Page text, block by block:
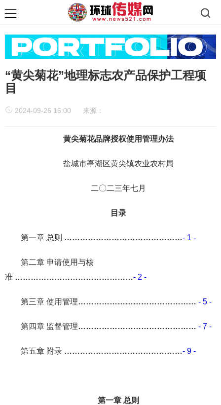
“黄尖菊花”地理标志农产品保护工程项
目
2024-09-26 16:00 来源：
黄尖菊花品牌授权使用管理办法
盐城市亭湖区黄尖镇农业农村局
二〇二三年七月
目录
第一章 总则 ………………………………………- 1 -
第二章 申请使用与核
准 ………………………………………- 2 -
第三章 使用管理……………………………………… - 5 -
第四章 监督管理……………………………………… - 7 -
第五章 附录 ………………………………………- 9 -
第一章 总则